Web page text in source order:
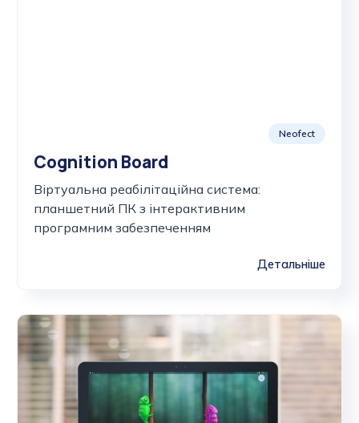
Neofect
Cognition Board
Віртуальна реабілітаційна система:
планшетний ПК з інтерактивним
програмним забезпеченням
Детальніше